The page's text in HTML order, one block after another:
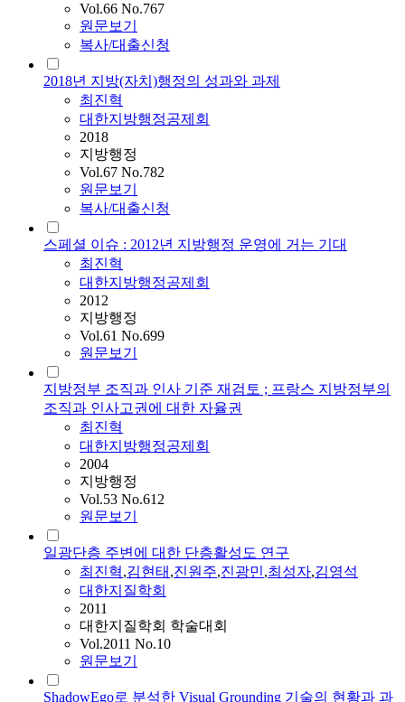
Vol.66 No.767
원문보기
복사/대출신청
2018년 지방(자치)행정의 성과와 과제
최진혁
대한지방행정공제회
2018
지방행정
Vol.67 No.782
원문보기
복사/대출신청
스페셜 이슈 : 2012년 지방행정 운영에 거는 기대
최진혁
대한지방행정공제회
2012
지방행정
Vol.61 No.699
원문보기
지방정부 조직과 인사 기준 재검토 ; 프랑스 지방정부의
조직과 인사고권에 대한 자율권
최진혁
대한지방행정공제회
2004
지방행정
Vol.53 No.612
원문보기
일광단층 주변에 대한 단층활성도 연구
최진혁,김현태 ,진원주,진광민,최성자,김영석
대한지질학회
2011
대한지질학회 학술대회
Vol.2011 No.10
원문보기
ShadowEgo로 분석한 Visual Grounding 기술의 현황과 과